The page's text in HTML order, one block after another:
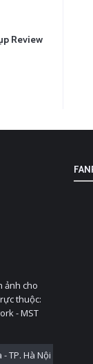
Review
ảnh cho
thuộc:
- MST
TP. Hà Nội